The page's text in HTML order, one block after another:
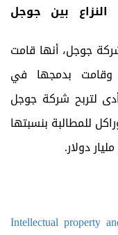
بين جوجل
جوجل، أنها قامت
وقامت بدمجها في
لتربح شركة جوجل
أوراكل للمطالبة بنسبتها
Intellectual property